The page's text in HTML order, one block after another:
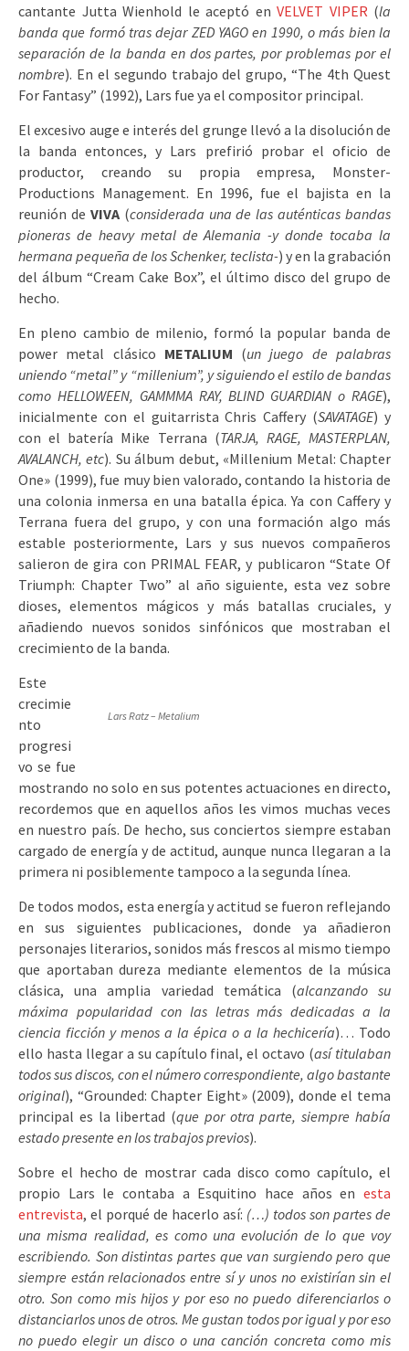
cantante Jutta Wienhold le aceptó en VELVET VIPER(la
banda que formó tras dejar ZED YAGO en 1990, o más bien la
separación de la banda en dos partes, por problemas por el
nombre). En el segundo trabajo del grupo, “The 4th Quest
For Fantasy” (1992), Lars fue ya el compositor principal.
El excesivo auge e interés del grunge llevó a la disolución de
la banda entonces, y Lars prefirió probar el oficio de
productor, creando su propia empresa, Monster-
Productions Management. En 1996, fue el bajista en la
reunión de VIVA(considerada una de las auténticas bandas
pioneras de heavy metal de Alemania -y donde tocaba la
hermana pequeña de los Schenker, teclista-) y en la grabación
del álbum “Cream Cake Box”, el último disco del grupo de
hecho.
En pleno cambio de milenio, formó la popular banda de
power metal clásico METALIUM (un juego de palabras
uniendo “metal” y “millenium”, ysiguiendo el estilo de bandas
como HELLOWEEN, GAMMMA RAY, BLIND GUARDIAN o RAGE),
inicialmente con el guitarrista Chris Caffery (SAVATAGE) y
con el batería Mike Terrana (TARJA, RAGE, MASTERPLAN,
AVALANCH, etc). Su álbum debut, «Millenium Metal: Chapter
One» (1999), fue muy bien valorado, contando la historia de
una colonia inmersa en una batalla épica. Ya con Caffery y
Terrana fuera del grupo, y con una formación algo más
estable posteriormente, Lars y sus nuevos compañeros
salieron de gira con PRIMAL FEAR, y publicaron “State Of
Triumph: Chapter Two” al año siguiente, esta vez sobre
dioses, elementos mágicos y más batallas cruciales, y
añadiendo nuevos sonidos sinfónicos que mostraban el
crecimiento de la banda.
Lars Ratz – Metalium
Este
crecimie
nto
progresi
vo se fue
mostrando no solo en sus potentes actuaciones en directo,
recordemos que en aquellos años les vimos muchas veces
en nuestro país. De hecho, sus conciertos siempre estaban
cargado de energía y de actitud, aunque nunca llegaran a la
primera ni posiblemente tampoco a la segunda línea.
De todos modos, esta energía y actitud se fueron reflejando
en sus siguientes publicaciones, donde ya añadieron
personajes literarios, sonidos más frescos al mismo tiempo
que aportaban dureza mediante elementos de la música
clásica, una amplia variedad temática (alcanzando su
máxima popularidad con las letras más dedicadas a la
ciencia ficción y menos a la épica o a la hechicería)… Todo
ello hasta llegar a su capítulo final, el octavo (así titulaban
todos sus discos, con el número correspondiente, algo bastante
original), “Grounded: Chapter Eight» (2009), donde el tema
principal es la libertad (que por otra parte, siempre había
estado presente en los trabajos previos).
Sobre el hecho de mostrar cada disco como capítulo, el
propio Lars le contaba a Esquitino hace años en esta
entrevista, el porqué de hacerlo así: (…) todos son partes de
una misma realidad, es como una evolución de lo que voy
escribiendo. Son distintas partes que van surgiendo pero que
siempre están relacionados entre sí y unos no existirían sin el
otro. Son como mis hijos y por eso no puedo diferenciarlos o
distanciarlos unos de otros. Me gustan todos por igual y por eso
no puedo elegir un disco o una canción concreta como mis